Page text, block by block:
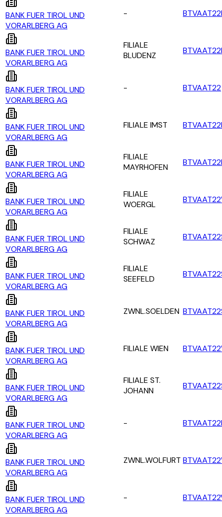
BANK FUER TIROL UND
VORARLBERG AG
-
BANK FUER TIROL UND
VORARLBERG AG
FILIALE
BLUDENZ
BANK FUER TIROL UND
VORARLBERG AG
- BTVAAT22
BANK FUER TIROL UND
VORARLBERG AG
FILIALE IMST
BANK FUER TIROL UND
VORARLBERG AG
FILIALE
MAYRHOFEN
BANK FUER TIROL UND
VORARLBERG AG
FILIALE
WOERGL
BANK FUER TIROL UND
VORARLBERG AG
FILIALE
SCHWAZ
BANK FUER TIROL UND
VORARLBERG AG
FILIALE
SEEFELD
BANK FUER TIROL UND
VORARLBERG AG
ZWNL.SOELDEN
BANK FUER TIROL UND
VORARLBERG AG
FILIALE WIEN
BANK FUER TIROL UND
VORARLBERG AG
FILIALE ST.
JOHANN
BANK FUER TIROL UND
VORARLBERG AG
-
BANK FUER TIROL UND
VORARLBERG AG
ZWNL.WOLFURT
BANK FUER TIROL UND
VORARLBERG AG
-